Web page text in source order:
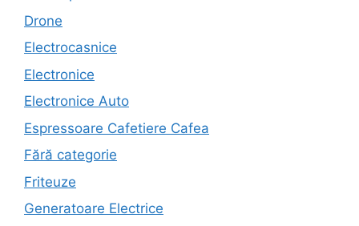
Drone
Electrocasnice
Electronice
Electronice Auto
Espressoare Cafetiere Cafea
Fără categorie
Friteuze
Generatoare Electrice